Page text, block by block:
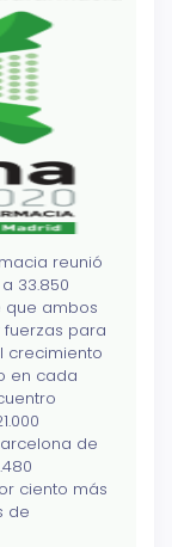
reunió
33.850
que ambos
para
crecimiento
en cada
de
ciento más
de